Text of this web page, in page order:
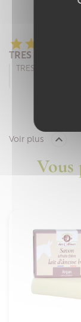

TRES BIEN
TRES BIEN
Voir plus 
Vous